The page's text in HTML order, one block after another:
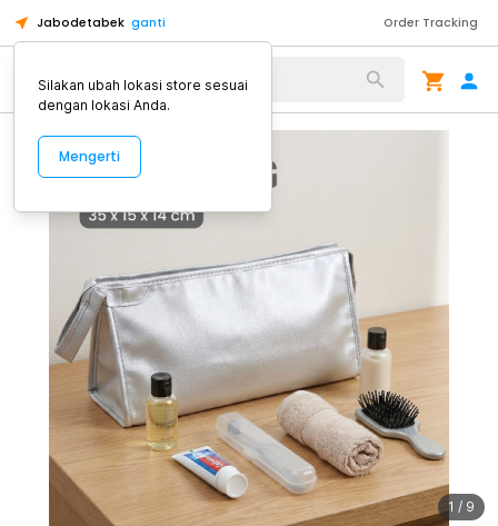
Jabodetabek ganti Order Tracking
Alat Kopi
1 / 9
Silakan ubah lokasi store sesuai
dengan lokasi Anda.
Mengerti